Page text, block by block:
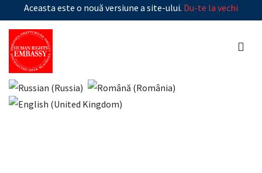
Aceasta este o nouă versiune a site-ului. Du-te la vechi